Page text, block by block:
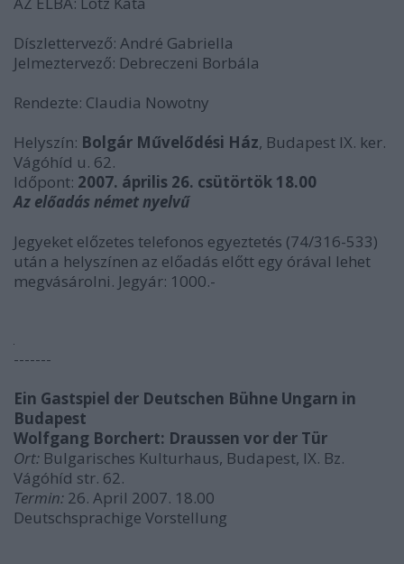
Díszlettervező: André Gabriella
Jelmeztervező: Debreczeni Borbála
Rendezte: Claudia Nowotny
Helyszín: Bolgár Művelődési Ház, Budapest IX. ker.
Vágóhíd u. 62.
Időpont: 2007. április 26. csütörtök 18.00
Az előadás német nyelvű
Jegyeket előzetes telefonos egyeztetés (74/316-533)
után a helyszínen az előadás előtt egy órával lehet
megvásárolni. Jegyár: 1000.-
-------
Ein Gastspiel der Deutschen Bühne Ungarn in
Budapest
Wolfgang Borchert: Draussen vor der Tür
Ort: Bulgarisches Kulturhaus, Budapest, IX. Bz.
Vágóhíd str. 62.
Termin: 26. April 2007. 18.00
Deutschsprachige Vorstellung